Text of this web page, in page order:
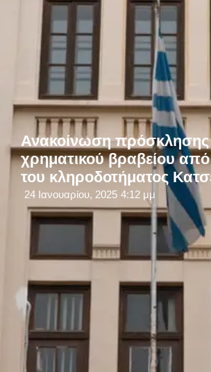
Ανακοίνωση πρόσκλησης
χρηματικού βραβείου
του κληροδοτήματος
24 Ιανουαρίου, 2025 4:12 μμ